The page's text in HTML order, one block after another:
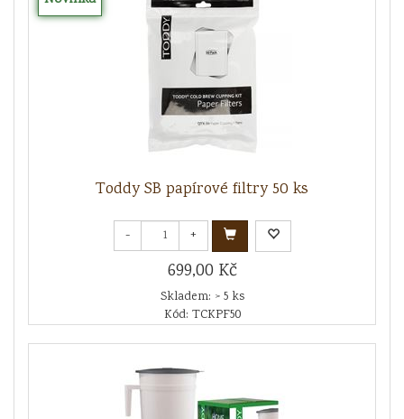
Toddy SB papírové filtry 50 ks
- +
699,00 Kč
Skladem: > 5 ks
Kód: TCKPF50